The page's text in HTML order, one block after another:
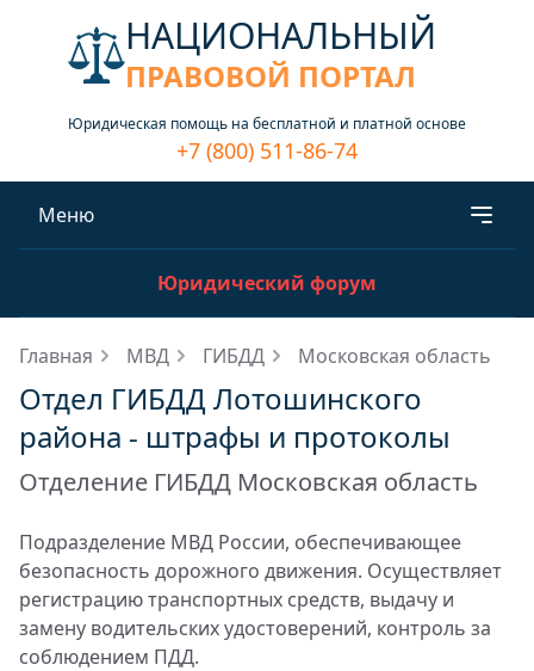
НАЦИОНАЛЬНЫЙ
ПРАВОВОЙ ПОРТАЛ
Юридическая помощь на бесплатной и платной основе
+7 (800) 511-86-74
Меню
Юридический форум
Главная МВД ГИБДД Московская область
Отдел ГИБДД Лотошинского
района - штрафы и протоколы
Отделение ГИБДД Московская область
Подразделение МВД России, обеспечивающее
безопасность дорожного движения. Осуществляет
регистрацию транспортных средств, выдачу и
замену водительских удостоверений, контроль за
соблюдением ПДД.